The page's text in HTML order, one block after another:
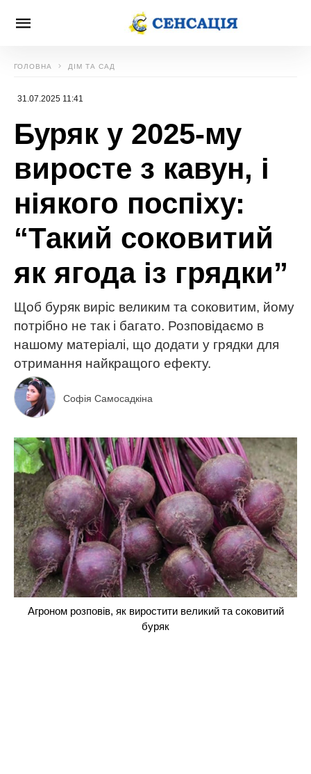
ГОЛОВНА ДІМ ТА САД
31.07.2025 11:41
Буряк у 2025-му
виросте з кавун, і
ніякого поспіху:
“Такий соковитий
як ягода із грядки”
Щоб буряк виріс великим та соковитим, йому
потрібно не так і багато. Розповідаємо в
нашому матеріалі, що додати у грядки для
отримання найкращого ефекту.
Софія Самосадкіна
Агроном розповів, як виростити великий та соковитий
буряк